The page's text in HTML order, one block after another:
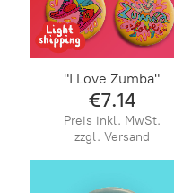
"I Love Zumba"
€7.14
Preis inkl. MwSt.
zzgl. Versand